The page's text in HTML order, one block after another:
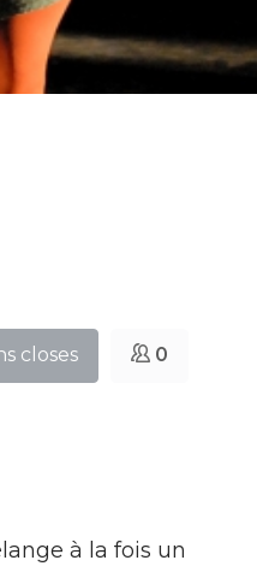
closes 0
à la fois un